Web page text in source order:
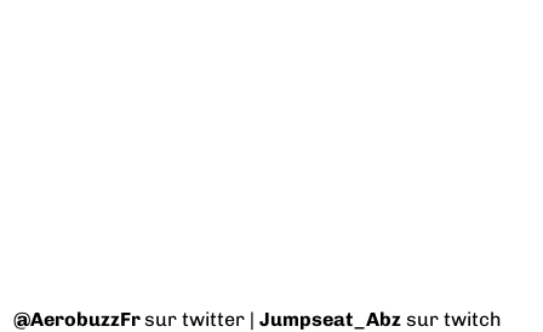
@AerobuzzFrsur twitter |Jumpseat_Abz sur twitch